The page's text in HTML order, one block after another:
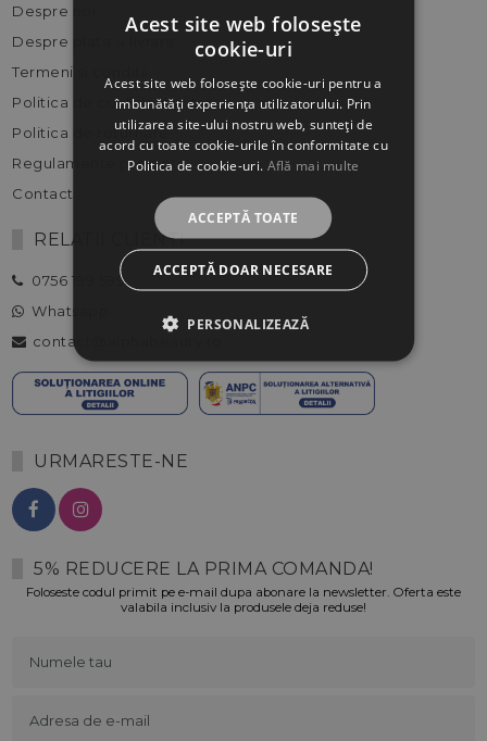
Despre noi
Despre plata si livrare
Termeni si conditii
Politica de confidentialitate
Politica de returnare
Regulamente promotii
Contact
RELATII CLIENTI
0756 199 599
Whatsapp
contact@alphabeauty.ro
URMARESTE-NE
5% REDUCERE LA PRIMA COMANDA!
Foloseste codul primit pe e-mail dupa abonare la newsletter. Oferta este
valabila inclusiv la produsele deja reduse!
Acest site web folosește
cookie-uri
Acest site web folosește cookie-uri pentru a
îmbunătăți experiența utilizatorului. Prin
utilizarea site-ului nostru web, sunteți de
acord cu toate cookie-urile în conformitate cu
Politica de cookie-uri. Află mai multe
ACCEPTĂ TOATE
ACCEPTĂ DOAR NECESARE
PERSONALIZEAZĂ